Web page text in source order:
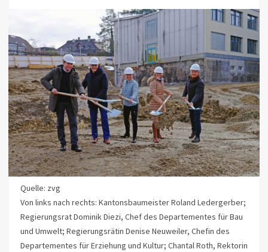
Quelle: zvg
Von links nach rechts: Kantonsbaumeister Roland Ledergerber;
Regierungsrat Dominik Diezi, Chef des Departementes für Bau
und Umwelt; Regierungsrätin Denise Neuweiler, Chefin des
Departementes für Erziehung und Kultur; Chantal Roth, Rektorin